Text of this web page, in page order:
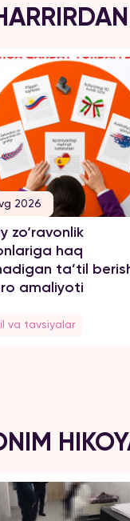
2026
zo‘ravonlik
haq
ta’til
amaliyoti
va tavsiyalar